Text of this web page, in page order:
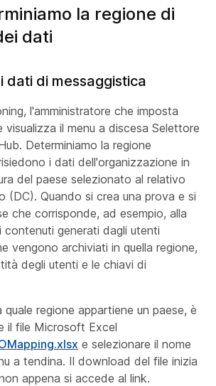
la regione di
dati
dati di messaggistica
l'amministratore che imposta
visualizza il menu a discesa Selettore
Determiniamo la regione
i dati dell'organizzazione in
del paese selezionato al relativo
(DC). Quando si crea una prova e si
che corrisponde, ad esempio, alla
contenuti generati dagli utenti
vengono archiviati in quella regione,
degli utenti e le chiavi di
quale regione appartiene un paese, è
il file Microsoft Excel
e selezionare il nome
a tendina. Il download del file inizia
appena si accede al link.